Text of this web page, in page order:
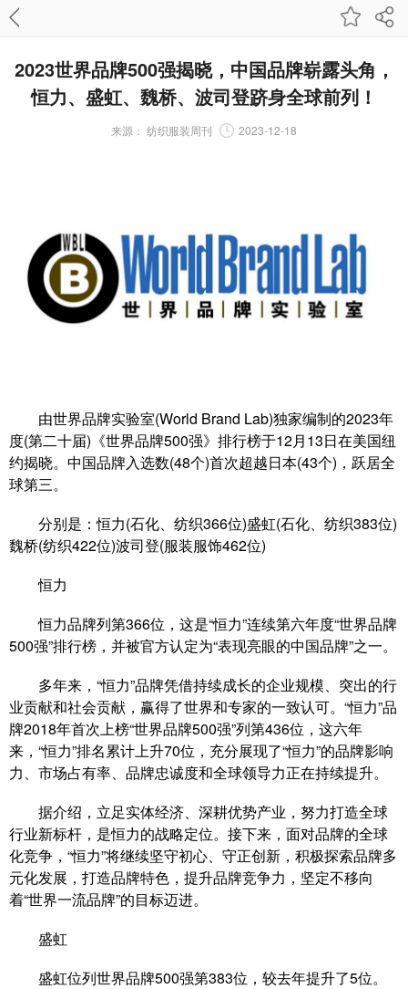
2023世界品牌500强揭晓，中国品牌崭露头角，
恒力、盛虹、魏桥、波司登跻身全球前列！
来源： 纺织服装周刊 2023-12-18
由世界品牌实验室(World Brand Lab)独家编制的2023年
度(第二十届)《世界品牌500强》排行榜于12月13日在美国纽
约揭晓。中国品牌入选数(48个)首次超越日本(43个)，跃居全
球第三。
分别是：恒力(石化、纺织366位)盛虹(石化、纺织383位)
魏桥(纺织422位)波司登(服装服饰462位)
恒力
恒力品牌列第366位，这是“恒力”连续第六年度“世界品牌
500强”排行榜，并被官方认定为“表现亮眼的中国品牌”之一。
多年来，“恒力”品牌凭借持续成长的企业规模、突出的行
业贡献和社会贡献，赢得了世界和专家的一致认可。“恒力”品
牌2018年首次上榜“世界品牌500强”列第436位，这六年
来，“恒力”排名累计上升70位，充分展现了“恒力”的品牌影响
力、市场占有率、品牌忠诚度和全球领导力正在持续提升。
据介绍，立足实体经济、深耕优势产业，努力打造全球
行业新标杆，是恒力的战略定位。接下来，面对品牌的全球
化竞争，“恒力”将继续坚守初心、守正创新，积极探索品牌多
元化发展，打造品牌特色，提升品牌竞争力，坚定不移向
着“世界一流品牌”的目标迈进。
盛虹
盛虹位列世界品牌500强第383位，较去年提升了5位。